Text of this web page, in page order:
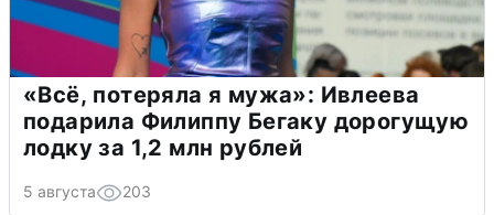
«Всё, потеряла я мужа»: Ивлеева
подарила Филиппу Бегаку дорогущую
лодку за 1,2 млн рублей
5 августа 203